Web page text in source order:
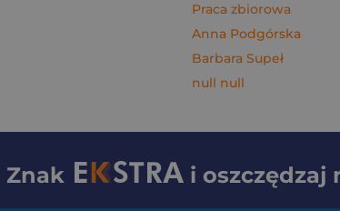
Praca zbiorowa
Anna Podgórska
Barbara Supeł
null null
Znak i oszczędzaj